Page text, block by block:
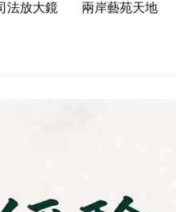
法放大鏡 兩岸藝苑天地